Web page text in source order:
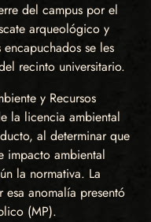
del campus por el
arqueológico y
se les
recinto universitario.
y Recursos
la licencia ambiental
al determinar que
impacto ambiental
la normativa. La
anomalía presentó
(MP).